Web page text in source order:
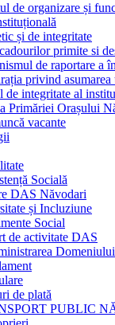
de organizare și
și de integritate
primite si
de raportare a
privind
de integritate al
Primăriei Orașului
vacante
Socială
DAS Năvodari
și Incluziune
Social
de activitate DAS
de plată
PUBLIC